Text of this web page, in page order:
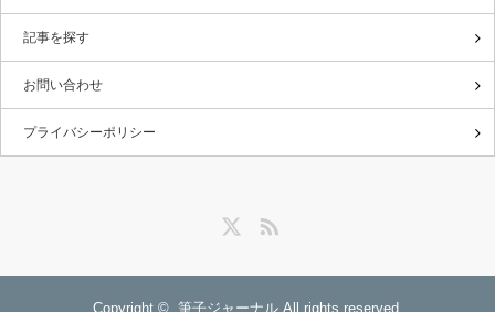
記事を探す
お問い合わせ
プライバシーポリシー
Copyright © 筆子ジャーナルAll rights reserved.